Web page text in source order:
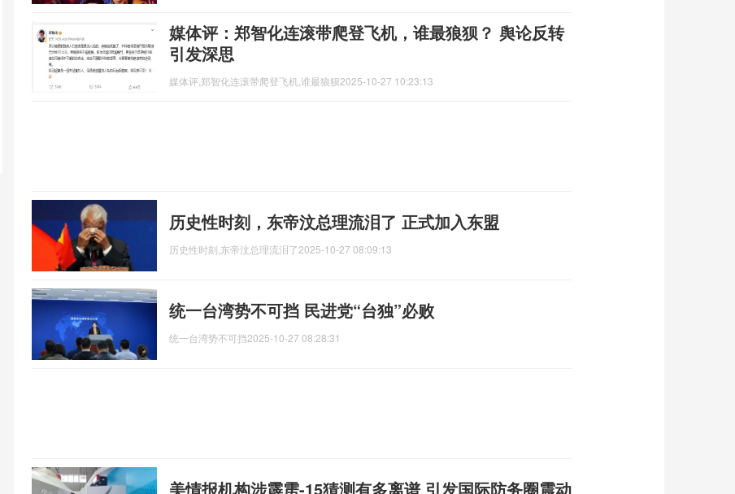
媒体评：郑智化连滚带爬登飞机，谁最狼狈？ 舆论反转
引发深思
媒体评,郑智化连滚带爬登飞机,谁最狼狈2025-10-27 10:23:13
历史性时刻，东帝汶总理流泪了 正式加入东盟
历史性时刻,东帝汶总理流泪了2025-10-27 08:09:13
统一台湾势不可挡 民进党“台独”必败
统一台湾势不可挡2025-10-27 08:28:31
美情报机构涉霹雳-15猜测有多离谱 引发国际防务圈震动